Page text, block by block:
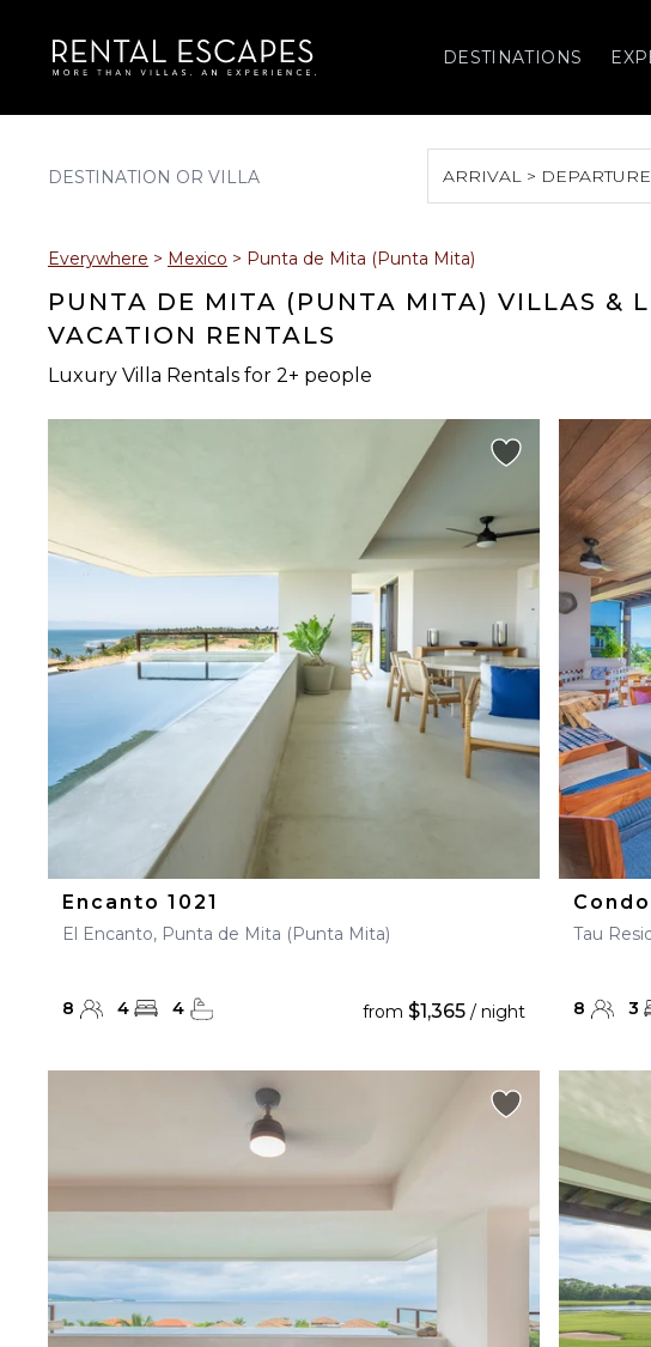
DESTINATIONS
ARRIVAL > DEPARTURE
2 3
13 15
18 22
24 25 26 27 28 29
31
13
Everywhere > Mexico > Punta de Mita (Punta Mita)
PUNTA DE MITA (PUNTA MITA) VILLAS &
VACATION RENTALS
Luxury Villa Rentals for 2+ people
Encanto 1021
El Encanto, Punta de Mita (Punta Mita)
8 4 4 from $1,365/ night
Tau
8 3